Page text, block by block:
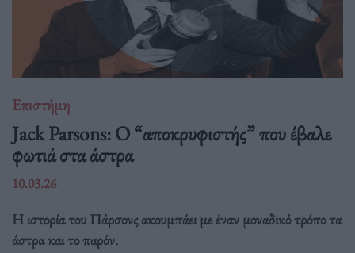
Επιστήμη
Jack Parsons: O “αποκρυφιστής” που έβαλε
φωτιά στα άστρα
10.03.26
Η ιστορία του Πάρσονς ακουμπάει με έναν μοναδικό τρόπο τα
άστρα και το παρόν.